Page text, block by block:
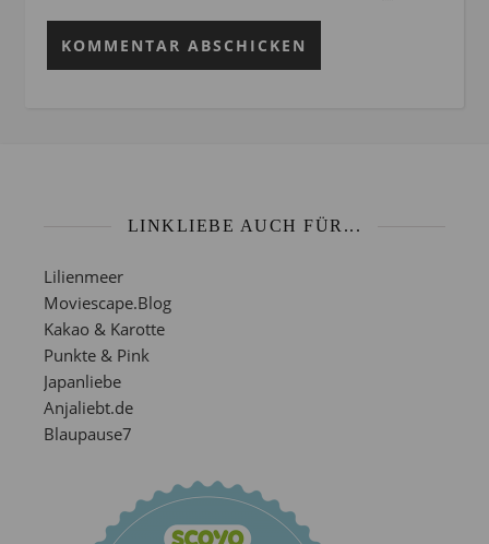
LINKLIEBE AUCH FÜR...
Lilienmeer
Moviescape.Blog
Kakao & Karotte
Punkte & Pink
Japanliebe
Anjaliebt.de
Blaupause7